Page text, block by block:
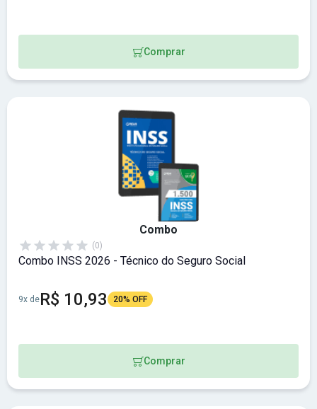
Comprar
Combo
(0)
Combo INSS 2026 - Técnico do Seguro Social
9x deR$ 10,93 20% OFF
Comprar